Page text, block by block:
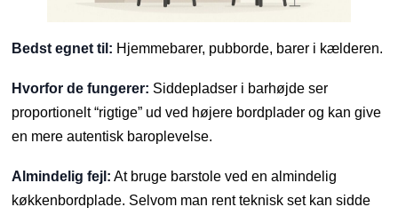
Bedst egnet til: Hjemmebarer, pubborde, barer i kælderen.
Hvorfor de fungerer: Siddepladser i barhøjde ser
proportionelt “rigtige” ud ved højere bordplader og kan give
en mere autentisk baroplevelse.
Almindelig fejl: At bruge barstole ved en almindelig
køkkenbordplade. Selvom man rent teknisk set kan sidde